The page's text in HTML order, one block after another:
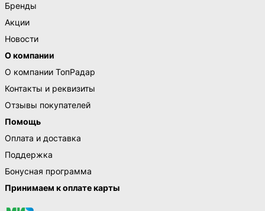
Бренды
Акции
Новости
О компании
О компании ТопРадар
Контакты и реквизиты
Отзывы покупателей
Помощь
Оплата и доставка
Поддержка
Бонусная программа
Принимаем к оплате карты